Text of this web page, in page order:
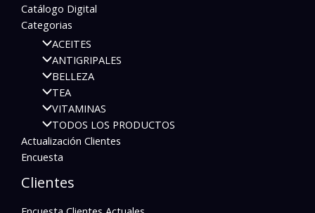
Catálogo Digital
Categorias
ACEITES
ANTIGRIPALES
BELLEZA
TEA
VITAMINAS
TODOS LOS PRODUCTOS
Actualización Clientes
Encuesta
Clientes